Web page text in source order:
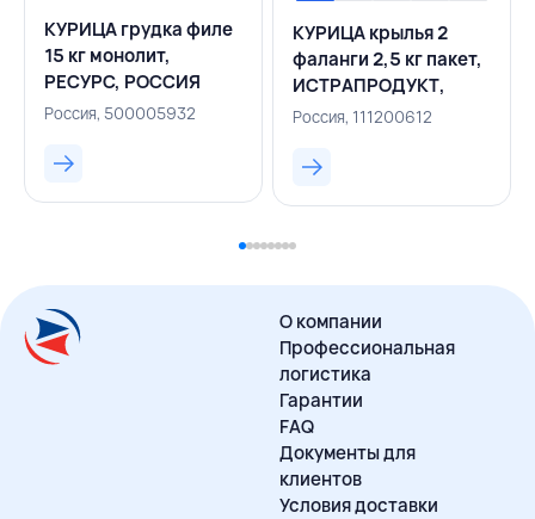
КУРИЦА грудка филе
15 кг монолит,
РЕСУРС, РОССИЯ
Россия, 500005932
КУРИЦА крылья 2
фаланги 2,5 кг пакет,
ИСТРАПРОДУКТ,
РОССИЯ
Россия, 111200612
О компании
Профессиональная
логистика
Гарантии
FAQ
Документы для
клиентов
Условия доставки